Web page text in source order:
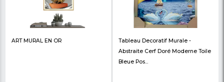
24,500 XAF
28,000 XAF
24,000 XAF
27,500 XAF